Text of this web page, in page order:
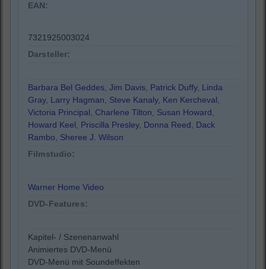
EAN:
7321925003024
Darsteller:
Barbara Bel Geddes, Jim Davis, Patrick Duffy, Linda
Gray, Larry Hagman, Steve Kanaly, Ken Kercheval,
Victoria Principal, Charlene Tilton, Susan Howard,
Howard Keel, Priscilla Presley, Donna Reed, Dack
Rambo, Sheree J. Wilson
Filmstudio:
Warner Home Video
DVD-Features:
Kapitel- / Szenenanwahl
Animiertes DVD-Menü
DVD-Menü mit Soundeffekten